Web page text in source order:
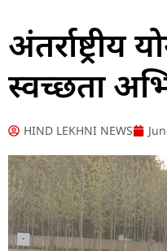
स्वच्छता
HIND LEKHNI NEWS